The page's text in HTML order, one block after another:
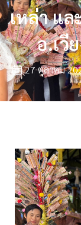
เหล่า แล
อ.เวี
27 ตุลาคม